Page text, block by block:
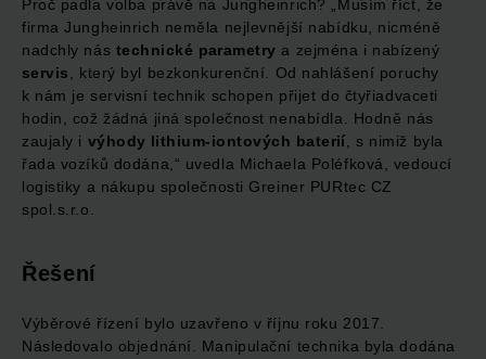
Proč padla volba právě na Jungheinrich? „Musím říct, že
firma Jungheinrich neměla nejlevnější nabídku, nicméně
nadchly nás technické parametry a zejména i nabízený
servis, který byl bezkonkurenční. Od nahlášení poruchy
k nám je servisní technik schopen přijet do čtyřiadvaceti
hodin, což žádná jiná společnost nenabídla. Hodně nás
zaujaly i výhody lithium-iontových baterií, s nimiž byla
řada vozíků dodána,“ uvedla Michaela Poléfková, vedoucí
logistiky a nákupu společnosti Greiner PURtec CZ
spol.s.r.o.
Řešení
Výběrové řízení bylo uzavřeno v říjnu roku 2017.
Následovalo objednání. Manipulační technika byla dodána